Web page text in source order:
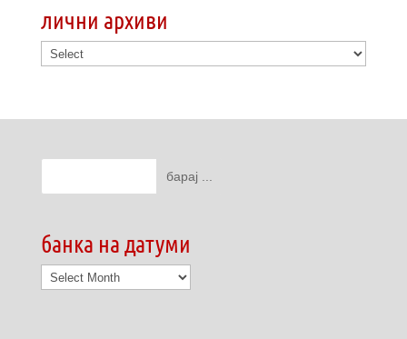
лични архиви
банка на датуми
банка
на